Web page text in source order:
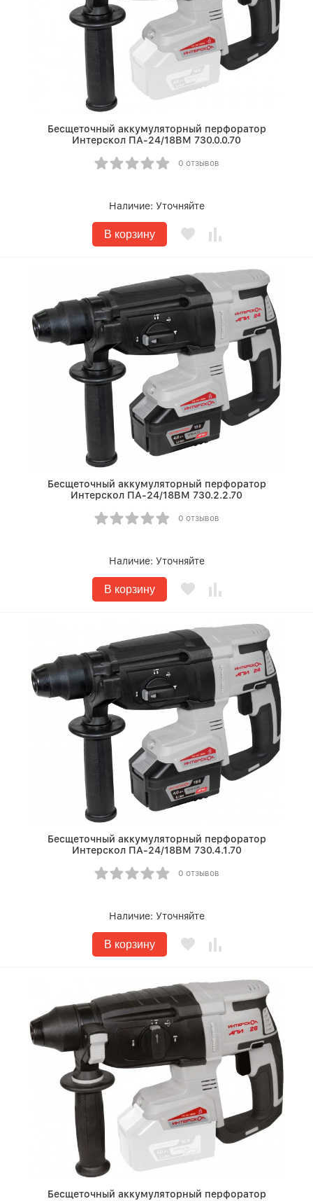
Бесщеточный аккумуляторный перфоратор
Интерскол ПА-24/18ВМ 730.0.0.70
0 отзывов
Наличие: Уточняйте
В корзину
Бесщеточный аккумуляторный перфоратор
Интерскол ПА-24/18ВМ 730.2.2.70
0 отзывов
Наличие: Уточняйте
В корзину
Бесщеточный аккумуляторный перфоратор
Интерскол ПА-24/18ВМ 730.4.1.70
0 отзывов
Наличие: Уточняйте
В корзину
Бесщеточный аккумуляторный перфоратор